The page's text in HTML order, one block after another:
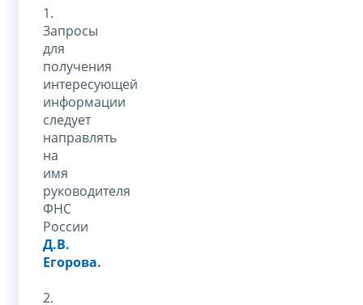
1.
Запросы
для
получения
интересующей
информации
следует
направлять
на
имя
руководителя
ФНС
России
Д.В.
Егорова.
2.